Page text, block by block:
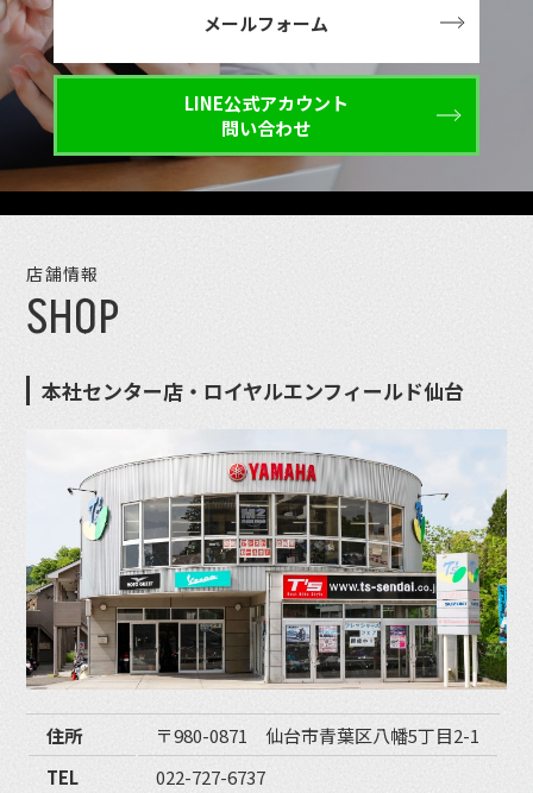
メールフォーム
LINE公式アカウント
問い合わせ
店舗情報
SHOP
本社センター店・ロイヤルエンフィールド仙台
住所
〒980-0871 仙台市青葉区八幡5丁目2-1
TEL
022-727-6737